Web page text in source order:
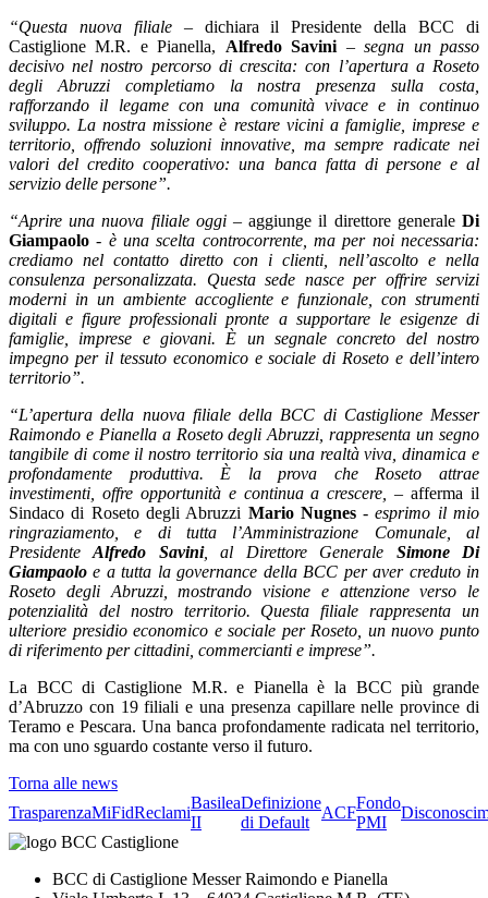
“Questa nuova filiale – dichiara il Presidente della BCC di
Castiglione M.R. e Pianella, Alfredo Savini – segna un passo
decisivo nel nostro percorso di crescita: con l’apertura a Roseto
degli Abruzzi completiamo la nostra presenza sulla costa,
rafforzando il legame con una comunità vivace e in continuo
sviluppo. La nostra missione è restare vicini a famiglie, imprese e
territorio, offrendo soluzioni innovative, ma sempre radicate nei
valori del credito cooperativo: una banca fatta di persone e al
servizio delle persone”.
“Aprire una nuova filiale oggi –aggiunge il direttore generaleDi
Giampaolo - è una scelta controcorrente, ma per noi necessaria:
crediamo nel contatto diretto con i clienti, nell’ascolto e nella
consulenza personalizzata. Questa sede nasce per offrire servizi
moderni in un ambiente accogliente e funzionale, con strumenti
digitali e figure professionali pronte a supportare le esigenze di
famiglie, imprese e giovani. È un segnale concreto del nostro
impegno per il tessuto economico e sociale di Roseto e dell’intero
territorio”.
“L’apertura della nuova filiale della BCC di Castiglione Messer
Raimondo e Pianella a Roseto degli Abruzzi, rappresenta un segno
tangibile di come il nostro territorio sia una realtà viva, dinamica e
profondamente produttiva. È la prova che Roseto attrae
investimenti, offre opportunità e continua a crescere, –afferma il
Sindaco di Roseto degli Abruzzi Mario Nugnes- esprimo il mio
ringraziamento, e di tutta l’Amministrazione Comunale, al
PresidenteAlfredo Savini, al Direttore Generale Simone Di
Giampaolo e a tutta la governance della BCC per aver creduto in
Roseto degli Abruzzi, mostrando visione e attenzione verso le
potenzialità del nostro territorio. Questa filiale rappresenta un
ulteriore presidio economico e sociale per Roseto, un nuovo punto
di riferimento per cittadini, commercianti e imprese”.
La BCC di Castiglione M.R. e Pianella è la BCC più grande
d’Abruzzo con 19 filiali e una presenza capillare nelle province di
Teramo e Pescara. Una banca profondamente radicata nel territorio,
ma con uno sguardo costante verso il futuro.
Torna alle news
TrasparenzaMiFidReclami
Basilea
II
Definizione
di Default
ACF
Fondo
PMI
BCC di Castiglione Messer Raimondo e Pianella